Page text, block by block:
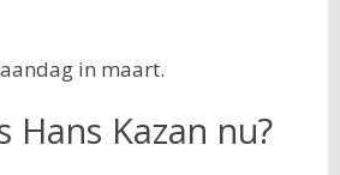
in maart.
Hans Kazan nu?